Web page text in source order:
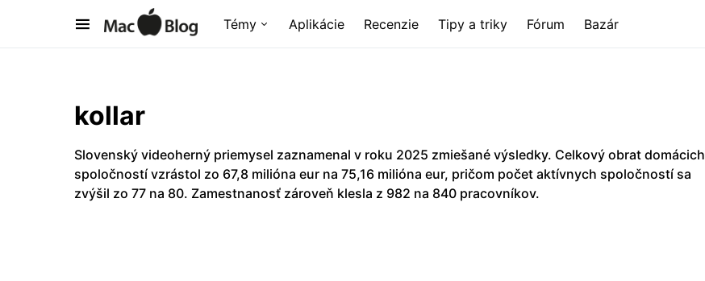
Témy Aplikácie Recenzie Tipy a triky Fórum Bazár
kollar
Slovenský videoherný priemysel zaznamenal v roku 2025 zmiešané výsledky. Celkový obrat domácich
spoločností vzrástol zo 67,8 milióna eur na 75,16 milióna eur, pričom počet aktívnych spoločností sa
zvýšil zo 77 na 80. Zamestnanosť zároveň klesla z 982 na 840 pracovníkov.